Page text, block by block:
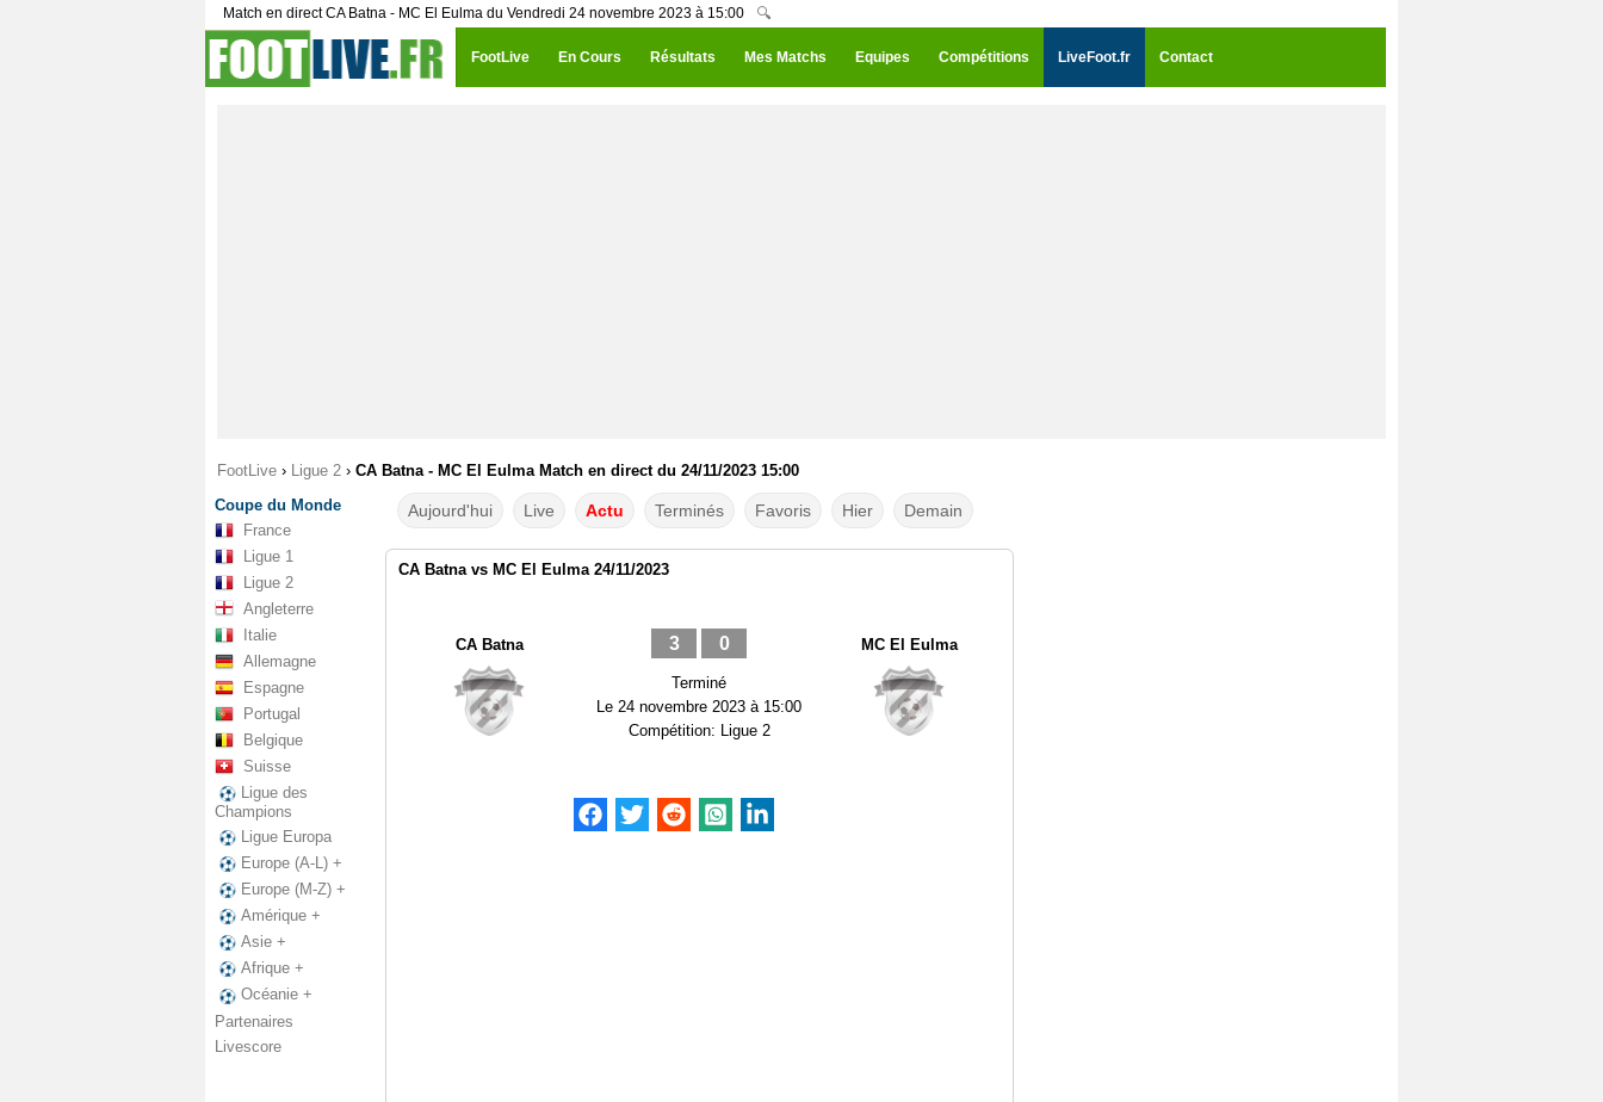
Match en direct CA Batna - MC El Eulma du Vendredi 24 novembre 2023 à 15:00 🔍
FootLive En Cours Résultats Mes Matchs Equipes Compétitions LiveFoot.fr Contact
FootLive › Ligue 2 › CA Batna - MC El Eulma Match en direct du 24/11/2023 15:00
Coupe du Monde
France
Ligue 1
Ligue 2
Angleterre
Italie
Allemagne
Espagne
Portugal
Belgique
Suisse
Ligue des
Champions
Ligue Europa
Europe (A-L) +
Europe (M-Z) +
Amérique +
Asie +
Afrique +
Océanie +
Partenaires
Livescore
Aujourd'hui Live Actu Terminés Favoris Hier Demain
CA Batna vs MC El Eulma 24/11/2023
CA Batna 3 0
Terminé
Le 24 novembre 2023 à 15:00
Compétition: Ligue 2
MC El Eulma